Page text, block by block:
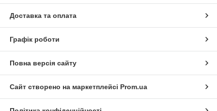
Доставка та оплата
Графік роботи
Повна версія сайту
Сайт створено на маркетплейсі Prom.ua